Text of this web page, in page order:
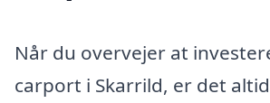
Når du overvejer at
carport i Skarrild, er det